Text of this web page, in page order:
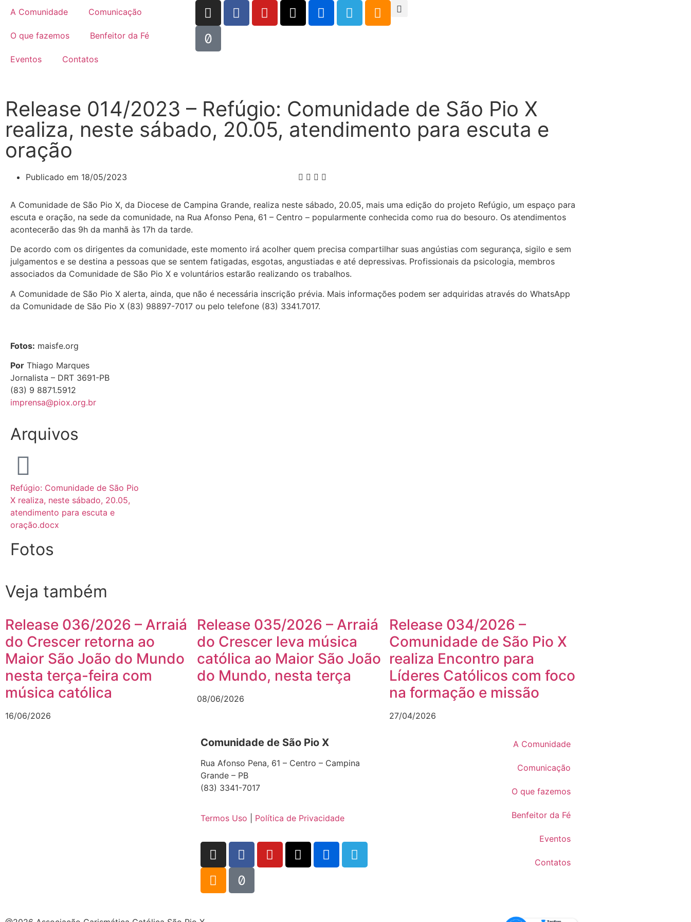
A Comunidade Comunicação
O que fazemos Benfeitor da Fé
Eventos Contatos
Release 014/2023 – Refúgio: Comunidade de São Pio X
realiza, neste sábado, 20.05, atendimento para escuta e
oração
Publicado em 18/05/2023
A Comunidade de São Pio X, da Diocese de Campina Grande, realiza neste sábado, 20.05, mais uma edição do projeto Refúgio, um espaço para
escuta e oração, na sede da comunidade, na Rua Afonso Pena, 61 – Centro – popularmente conhecida como rua do besouro. Os atendimentos
acontecerão das 9h da manhã às 17h da tarde.
De acordo com os dirigentes da comunidade, este momento irá acolher quem precisa compartilhar suas angústias com segurança, sigilo e sem
julgamentos e se destina a pessoas que se sentem fatigadas, esgotas, angustiadas e até depressivas. Profissionais da psicologia, membros
associados da Comunidade de São Pio X e voluntários estarão realizando os trabalhos.
A Comunidade de São Pio X alerta, ainda, que não é necessária inscrição prévia. Mais informações podem ser adquiridas através do WhatsApp
da Comunidade de São Pio X (83) 98897-7017 ou pelo telefone (83) 3341.7017.
Fotos: maisfe.org
Por Thiago Marques
Jornalista – DRT 3691-PB
(83) 9 8871.5912
imprensa@piox.org.br
Arquivos
Refúgio: Comunidade de São Pio
X realiza, neste sábado, 20.05,
atendimento para escuta e
oração.docx
Fotos
Veja também
Release 036/2026 – Arraiá
do Crescer retorna ao
Maior São João do Mundo
nesta terça-feira com
música católica
16/06/2026
Release 035/2026 – Arraiá
do Crescer leva música
católica ao Maior São João
do Mundo, nesta terça
08/06/2026
Release 034/2026 –
Comunidade de São Pio X
realiza Encontro para
Líderes Católicos com foco
na formação e missão
27/04/2026
Comunidade de São Pio X
Rua Afonso Pena, 61 – Centro – Campina
Grande – PB
(83) 3341-7017
Termos Uso Política de Privacidade
A Comunidade
Comunicação
O que fazemos
Benfeitor da Fé
Eventos
Contatos